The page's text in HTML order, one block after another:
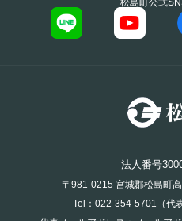
法人番号
〒981-0215 宮城郡松島町
Tel：022-354-5701（代